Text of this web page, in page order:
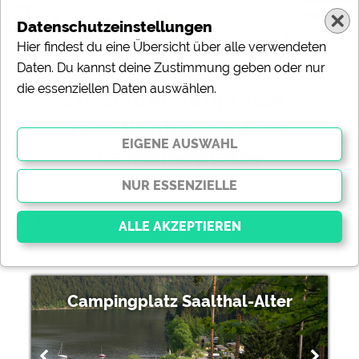
215 Dauerstellplätze •
Familienfreundliche
Campingplätze
Campingplatz Saalthal-Alter
Datenschutzeinstellungen
Hier findest du eine Übersicht über alle verwendeten
Daten. Du kannst deine Zustimmung geben oder nur
die essenziellen Daten auswählen.
Essenziell
Essenzielle Cookies ermöglichen grundlegende
Funktionen und sind für die einwandfreie Funktion der
Website dringend erforderlich. Ohne diese Cookies
werden Teile der Website nicht funktionieren.